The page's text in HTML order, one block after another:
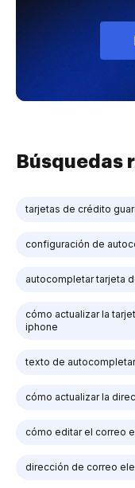
Búsquedas
tarjetas de crédito
configuración de
autocompletar tarjeta
cómo actualizar la
iphone
texto de
cómo actualizar la
cómo editar el correo
dirección de correo